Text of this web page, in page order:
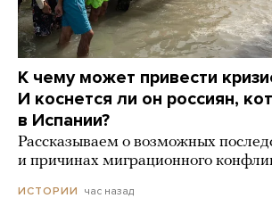
К чему может привести
И коснется ли он россиян,
в Испании?
Рассказываем о возможных
и причинах миграционного
ИСТОРИИ час назад